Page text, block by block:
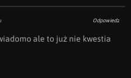
Odpowiedz
ale to już nie kwestia